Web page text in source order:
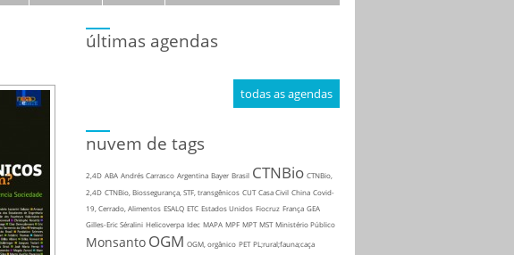
últimas agendas
todas as agendas
nuvem de tags
2,4D ABA Andrés Carrasco Argentina Bayer Brasil CTNBio CTNBio,
2,4D CTNBio, Biossegurança, STF, transgênicos CUT Casa Civil China Covid-
19, Cerrado, Alimentos ESALQ ETC Estados Unidos Fiocruz França GEA
Gilles-Eric Séralini Helicoverpa Idec MAPA MPF MPT MST Ministério Público
Monsanto OGM OGM, orgânico PET PL;rural;fauna;caça